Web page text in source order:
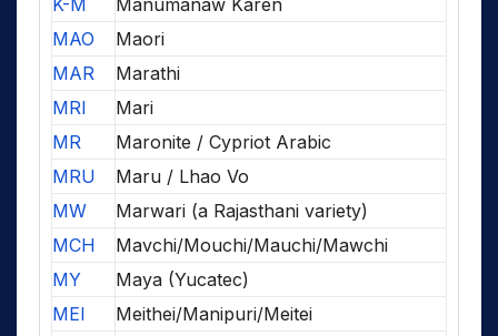
K-M
Manumanaw Karen
MAO
Maori
MAR
Marathi
MRI
Mari
MR
Maronite / Cypriot Arabic
MRU
Maru / Lhao Vo
MW
Marwari (a Rajasthani variety)
MCH
Mavchi/Mouchi/Mauchi/Mawchi
MY
Maya (Yucatec)
MEI
Meithei/Manipuri/Meitei